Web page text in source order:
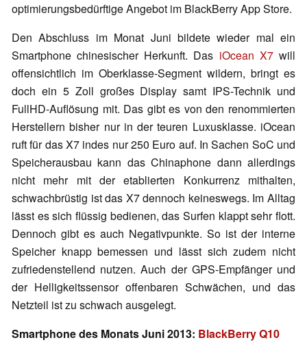
optimierungsbedürftige Angebot im BlackBerry App Store.
Den Abschluss im Monat Juni bildete wieder mal ein
Smartphone chinesischer Herkunft. Das iOcean X7will
offensichtlich im Oberklasse-Segment wildern, bringt es
doch ein 5 Zoll großes Display samt IPS-Technik und
FullHD-Auflösung mit. Das gibt es von den renommierten
Herstellern bisher nur in der teuren Luxusklasse. iOcean
ruft für das X7 indes nur 250 Euro auf. In Sachen SoC und
Speicherausbau kann das Chinaphone dann allerdings
nicht mehr mit der etablierten Konkurrenz mithalten,
schwachbrüstig ist das X7 dennoch keineswegs. Im Alltag
lässt es sich flüssig bedienen, das Surfen klappt sehr flott.
Dennoch gibt es auch Negativpunkte. So ist der interne
Speicher knapp bemessen und lässt sich zudem nicht
zufriedenstellend nutzen. Auch der GPS-Empfänger und
der Helligkeitssensor offenbaren Schwächen, und das
Netzteil ist zu schwach ausgelegt.
Smartphone des Monats Juni 2013: BlackBerry Q10